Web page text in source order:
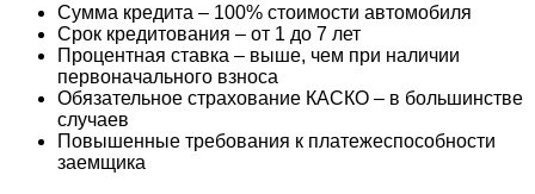
Сумма кредита – 100% стоимости автомобиля
Срок кредитования – от 1 до 7 лет
Процентная ставка – выше, чем при наличии
первоначального взноса
Обязательное страхование КАСКО – в большинстве
случаев
Повышенные требования к платежеспособности
заемщика